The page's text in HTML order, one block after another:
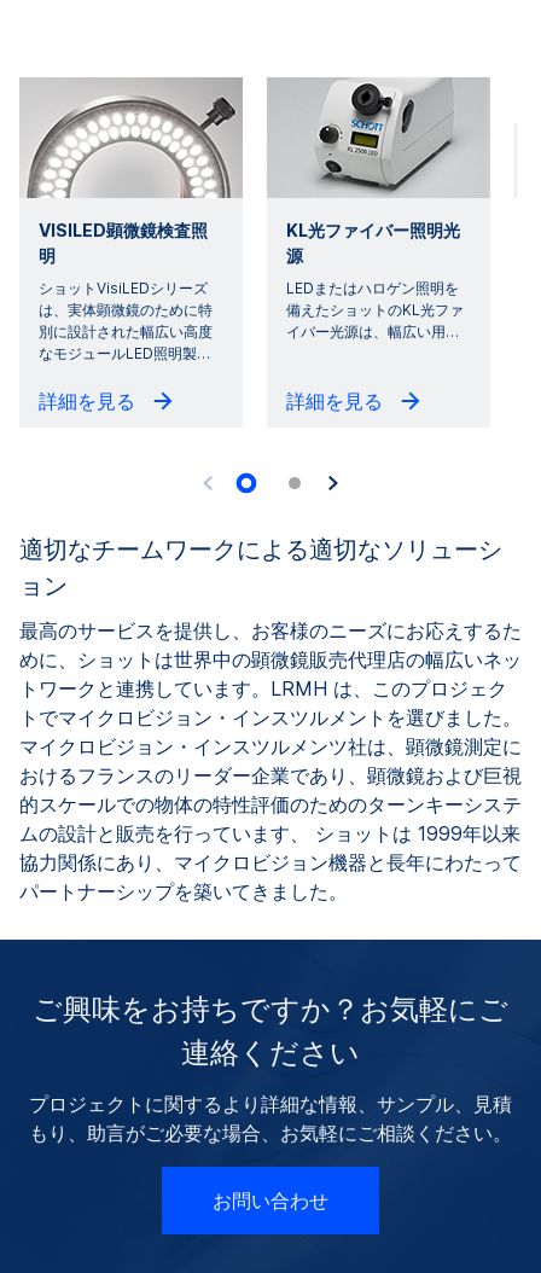
VISILED顕微鏡検査照
明
ショットVisiLEDシリーズ
は、実体顕微鏡のために特
別に設計された幅広い高度
なモジュールLED照明製…
詳細を見る
KL光ファイバー照明光
源
LEDまたはハロゲン照明を
備えたショットのKL光ファ
イバー光源は、幅広い用…
詳細を見る
適切なチームワークによる適切なソリューシ
ョン
最高のサービスを提供し、お客様のニーズにお応えするた
めに、ショットは世界中の顕微鏡販売代理店の幅広いネッ
トワークと連携しています。LRMH は、このプロジェク
トでマイクロビジョン・インスツルメントを選びました。
マイクロビジョン・インスツルメンツ社は、顕微鏡測定に
おけるフランスのリーダー企業であり、顕微鏡および巨視
的スケールでの物体の特性評価のためのターンキーシステ
ムの設計と販売を行っています、 ショットは 1999年以来
協力関係にあり、マイクロビジョン機器と長年にわたって
パートナーシップを築いてきました。
ご興味をお持ちですか？お気軽にご
連絡ください
プロジェクトに関するより詳細な情報、サンプル、見積
もり、助言がご必要な場合、お気軽にご相談ください。
お問い合わせ